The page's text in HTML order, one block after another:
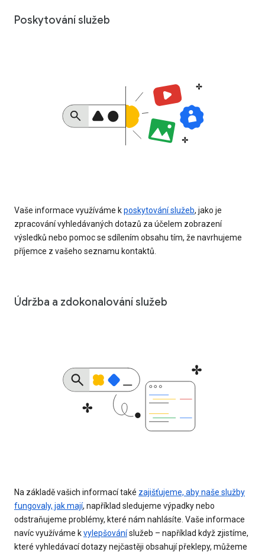
Poskytování služeb
Vaše informace využíváme kposkytování služeb, jako je
zpracování vyhledávaných dotazů za účelem zobrazení
výsledků nebo pomoc se sdílením obsahu tím, že navrhujeme
příjemce z vašeho seznamu kontaktů.
Údržba a zdokonalování služeb
Na základě vašich informací také zajišťujeme, aby naše služby
fungovaly, jak mají, například sledujeme výpadky nebo
odstraňujeme problémy, které nám nahlásíte. Vaše informace
navíc využíváme kvylepšováníslužeb – například když zjistíme,
které vyhledávací dotazy nejčastěji obsahují překlepy, můžeme